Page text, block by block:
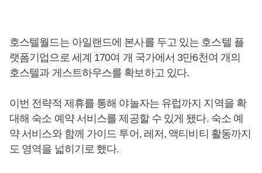
호스텔월드는 아일랜드에 본사를 두고 있는 호스텔 플
랫폼기업으로 세계 170여 개 국가에서 3만6천여 개의
호스텔과 게스트하우스를 확보하고 있다.
이번 전략적 제휴를 통해 야놀자는 유럽까지 지역을 확
대해 숙소 예약 서비스를 제공할 수 있게 됐다. 숙소 예
약 서비스와 함께 가이드 투어, 레저, 액티비티 활동까지
도 영역을 넓히기로 했다.